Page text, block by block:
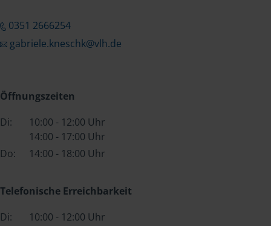
0351 2666254
gabriele.kneschk@vlh.de
Öffnungszeiten
Di:
10:00 - 12:00 Uhr
14:00 - 17:00 Uhr
Do:
14:00 - 18:00 Uhr
Telefonische Erreichbarkeit
Di:
10:00 - 12:00 Uhr